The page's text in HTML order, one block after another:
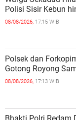
Polisi Sisir Kebun
08/08/2026, 17:15 WIB
Polsek dan
Gotong Royong
08/08/2026, 17:13 WIB